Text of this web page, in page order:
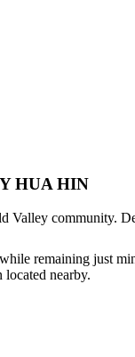
HUA HIN
community.
remaining just
located nearby.